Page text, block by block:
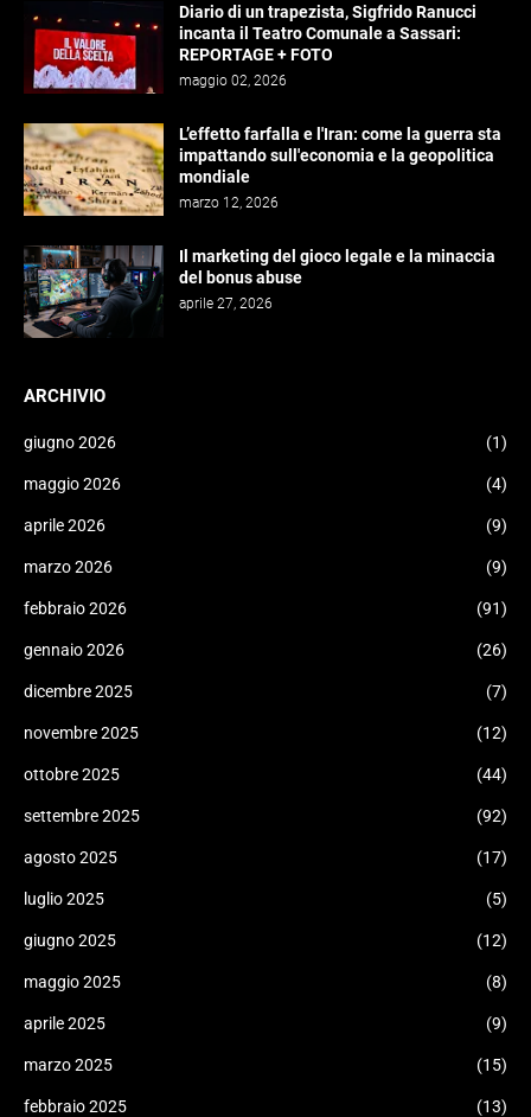
Diario di un trapezista, Sigfrido Ranucci
incanta il Teatro Comunale a Sassari:
REPORTAGE + FOTO
maggio 02, 2026
L’effetto farfalla e l'Iran: come la guerra sta
impattando sull'economia e la geopolitica
mondiale
marzo 12, 2026
Il marketing del gioco legale e la minaccia
del bonus abuse
aprile 27, 2026
ARCHIVIO
giugno 2026 (1)
maggio 2026 (4)
aprile 2026 (9)
marzo 2026 (9)
febbraio 2026 (91)
gennaio 2026 (26)
dicembre 2025 (7)
novembre 2025 (12)
ottobre 2025 (44)
settembre 2025 (92)
agosto 2025 (17)
luglio 2025 (5)
giugno 2025 (12)
maggio 2025 (8)
aprile 2025 (9)
marzo 2025 (15)
febbraio 2025 (13)